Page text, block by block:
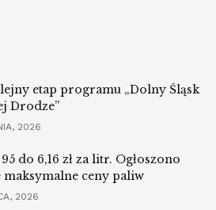
etap programu „Dolny Śląsk
Drodze”
2026
do 6,16 zł za litr. Ogłoszono
maksymalne ceny paliw
2026